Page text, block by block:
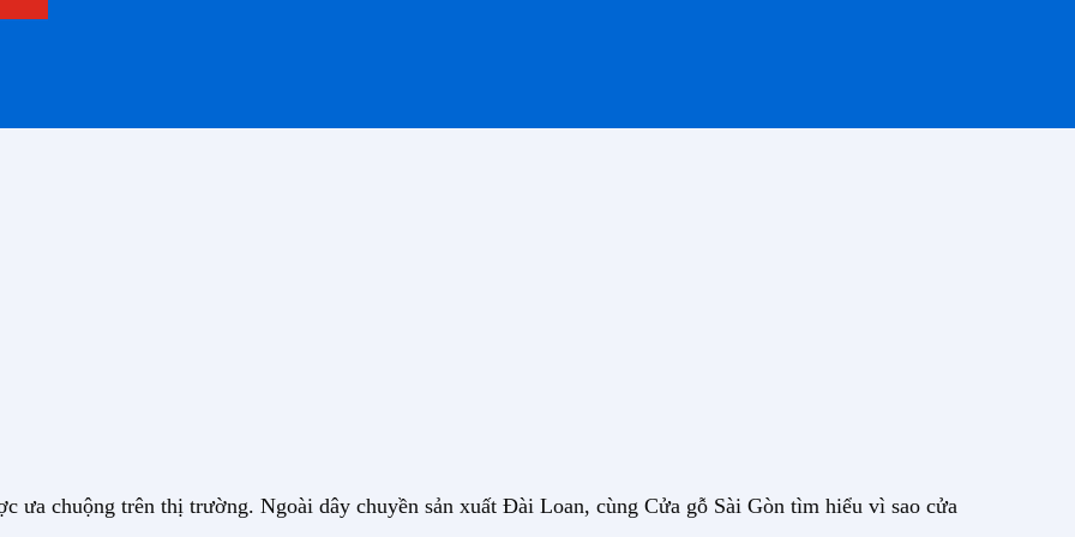
ưa chuộng trên thị trường. Ngoài dây chuyền sản xuất Đài Loan, cùng Cửa gỗ Sài Gòn tìm hiểu vì sao cửa